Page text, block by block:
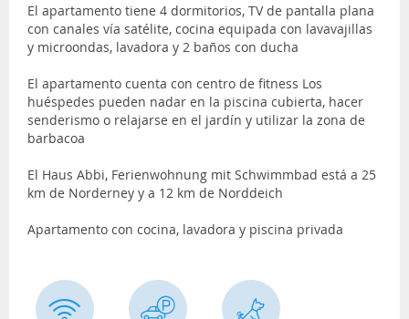
El apartamento tiene 4 dormitorios, TV de pantalla plana
con canales vía satélite, cocina equipada con lavavajillas
y microondas, lavadora y 2 baños con ducha
El apartamento cuenta con centro de fitness Los
huéspedes pueden nadar en la piscina cubierta, hacer
senderismo o relajarse en el jardín y utilizar la zona de
barbacoa
El Haus Abbi, Ferienwohnung mit Schwimmbad está a 25
km de Norderney y a 12 km de Norddeich
Apartamento con cocina, lavadora y piscina privada